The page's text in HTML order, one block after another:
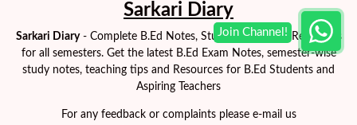
Sarkari Diary
Sarkari Diary- Complete B.Ed Notes, Study Materials & Resources
for all semesters. Get the latest B.Ed Exam Notes, semester-wise
study notes, teaching tips and Resources for B.Ed Students and
Aspiring Teachers
For any feedback or complaints please e-mail us